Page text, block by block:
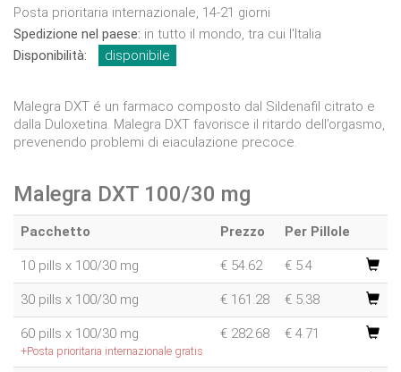
Posta prioritaria internazionale, 14-21 giorni
Spedizione nel paese: in tutto il mondo, tra cui l'Italia
Disponibilità:
disponibile
Malegra DXT é un farmaco composto dal Sildenafil citrato e
dalla Duloxetina. Malegra DXT favorisce il ritardo dell’orgasmo,
prevenendo problemi di eiaculazione precoce.
Malegra DXT 100/30 mg
Pacchetto Prezzo Per Pillole
10 pills x 100/30 mg € 54.62 € 5.4
30 pills x 100/30 mg € 161.28 € 5.38
60 pills x 100/30 mg
+Posta prioritaria internazionale gratis
€ 282.68 € 4.71